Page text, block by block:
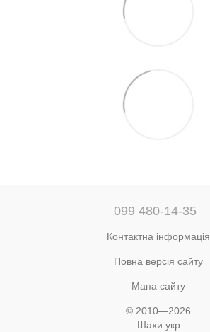
099 480-14-35
Контактна інформація
Повна версія сайту
Мапа сайту
© 2010—2026
Шахи.укр